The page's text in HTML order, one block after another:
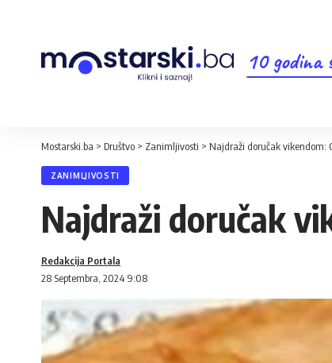
10 godina
Mostarski.ba > Društvo > Zanimljivosti > Najdraži doručak vikendom:
ZANIMLJIVOSTI
Najdraži doručak
28 Septembra, 2024 9:08
Redakcija Portala